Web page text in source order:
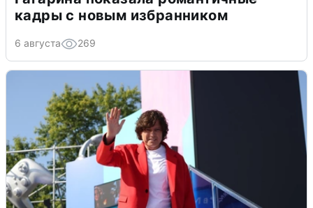
кадры с новым избранником
6 августа 269